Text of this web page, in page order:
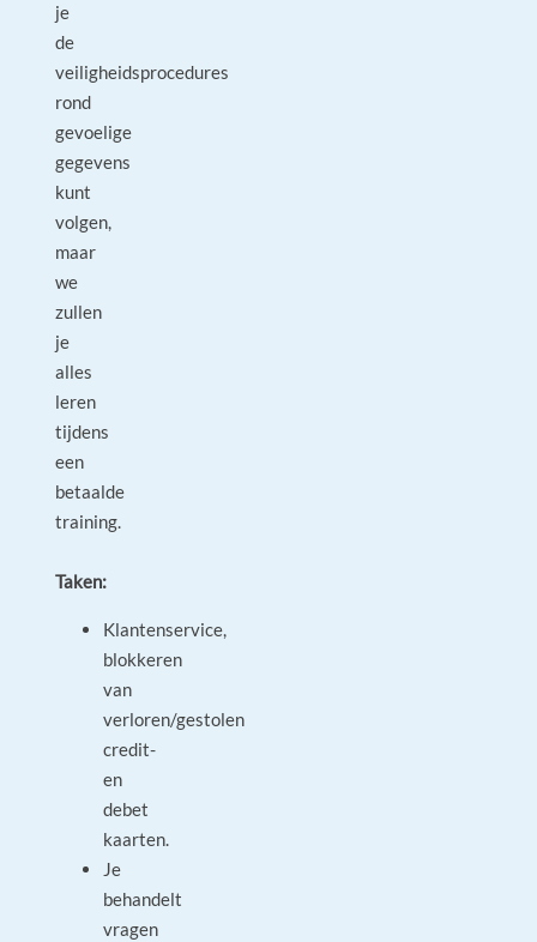
je
de
veiligheidsprocedures
rond
gevoelige
gegevens
kunt
volgen,
maar
we
zullen
je
alles
leren
tijdens
een
betaalde
training.
Taken:
Klantenservice,
blokkeren
van
verloren/gestolen
credit-
en
debet
kaarten.
Je
behandelt
vragen